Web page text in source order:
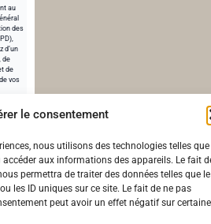
le consentement
nous utilisons des technologies telles que
accéder aux informations des appareils. Le fait
permettra de traiter des données telles que le
les ID uniques sur ce site. Le fait de ne pas
peut avoir un effet négatif sur
au
des
d’un
de
de
vos
| 2024